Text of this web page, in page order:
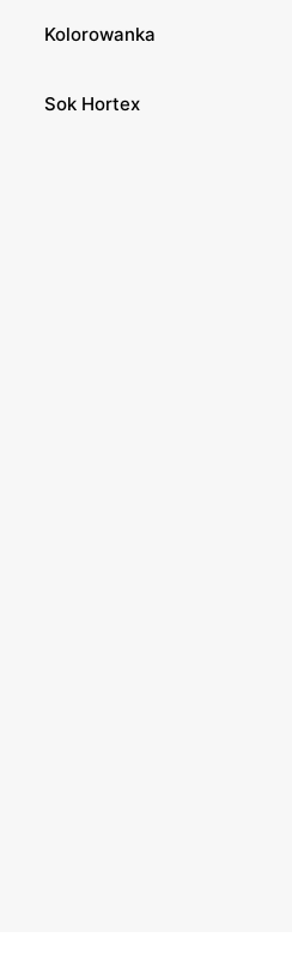
Kolorowanka
Sok Hortex